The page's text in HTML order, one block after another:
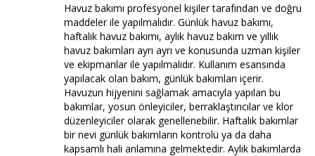
Havuz bakımı profesyonel kişiler tarafından ve doğru
maddeler ile yapılmalıdır. Günlük havuz bakımı,
haftalık havuz bakımı, aylık havuz bakım ve yıllık
havuz bakımları ayrı ayrı ve konusunda uzman kişiler
ve ekipmanlar ile yapılmalıdır. Kullanım esansında
yapılacak olan bakım, günlük bakımları içerir.
Havuzun hijyenini sağlamak amacıyla yapılan bu
bakımlar, yosun önleyiciler, berraklaştırıcılar ve klor
düzenleyiciler olarak genellenebilir. Haftalık bakımlar
bir nevi günlük bakımların kontrolü ya da daha
kapsamlı hali anlamına gelmektedir. Aylık bakımlarda